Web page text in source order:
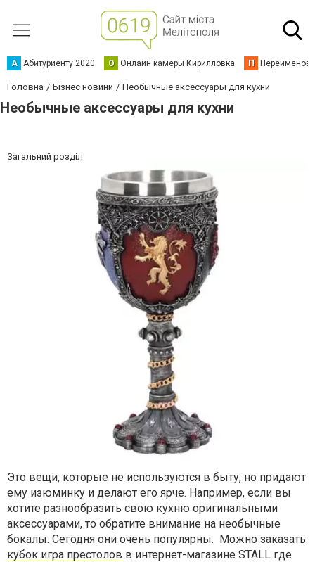
А Абитуриенту 2020 О Онлайн камеры Кирилловка П
Головна Бізнес новини Необычные аксессуары для кухни
Необычные аксессуары для кухни
Загальний розділ
Это вещи, которые не используются в быту, но придают
ему изюминку и делают его ярче. Например, если вы
хотите разнообразить свою кухню оригинальными
аксессуарами, то обратите внимание на необычные
бокалы. Сегодня они очень популярны. Можно заказать
кубок игра престолов в интернет-магазине STALL где